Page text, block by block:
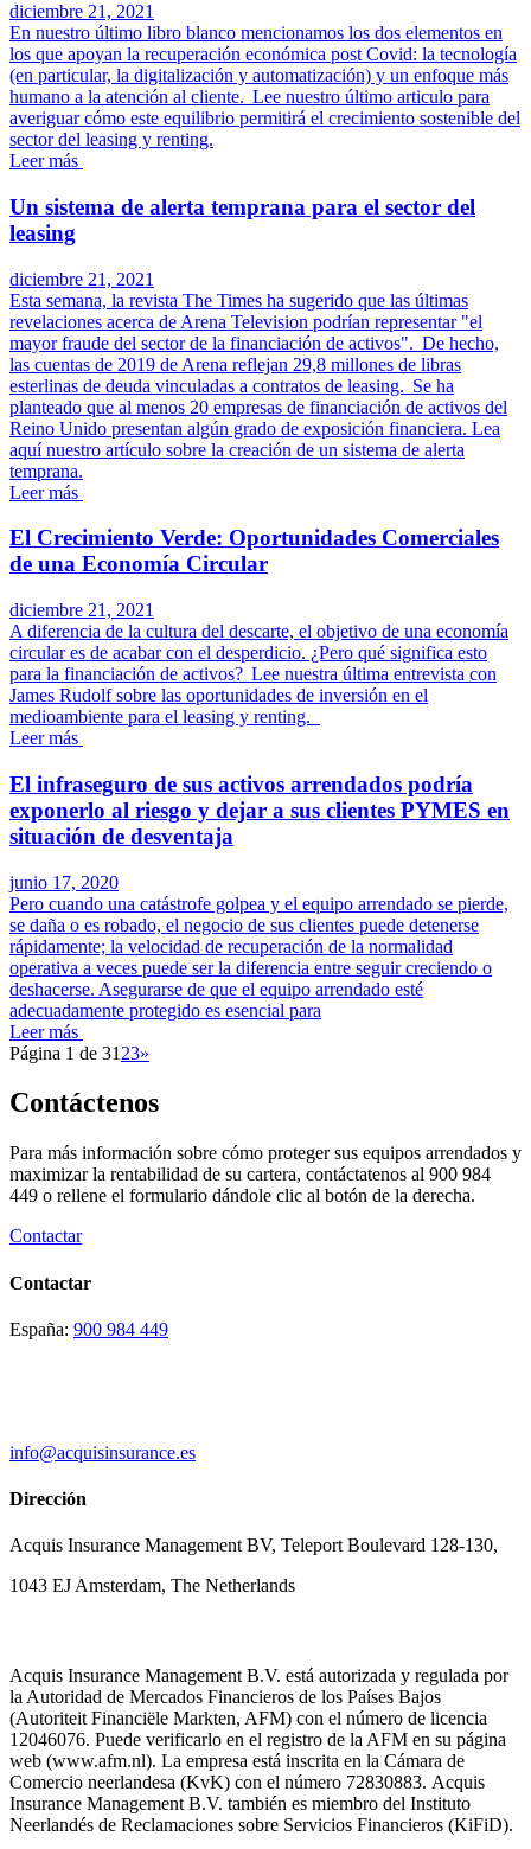
diciembre 21, 2021
En nuestro último libro blanco mencionamos los dos elementos en
los que apoyan la recuperación económica post Covid: la tecnología
(en particular, la digitalización y automatización) y un enfoque más
humano a la atención al cliente. Lee nuestro último articulo para
averiguar cómo este equilibrio permitirá el crecimiento sostenible del
sector del leasing y renting.
Leer más
Un sistema de alerta temprana para el sector del
leasing
diciembre 21, 2021
Esta semana, la revista The Times ha sugerido que las últimas
revelaciones acerca de Arena Television podrían representar "el
mayor fraude del sector de la financiación de activos". De hecho,
las cuentas de 2019 de Arena reflejan 29,8 millones de libras
esterlinas de deuda vinculadas a contratos de leasing. Se ha
planteado que al menos 20 empresas de financiación de activos del
Reino Unido presentan algún grado de exposición financiera. Lea
aquí nuestro artículo sobre la creación de un sistema de alerta
temprana.
Leer más
El Crecimiento Verde: Oportunidades Comerciales
de una Economía Circular
diciembre 21, 2021
A diferencia de la cultura del descarte, el objetivo de una economía
circular es de acabar con el desperdicio. ¿Pero qué significa esto
para la financiación de activos? Lee nuestra última entrevista con
James Rudolf sobre las oportunidades de inversión en el
medioambiente para el leasing y renting.
Leer más
El infraseguro de sus activos arrendados podría
exponerlo al riesgo y dejar a sus clientes PYMES en
situación de desventaja
junio 17, 2020
Pero cuando una catástrofe golpea y el equipo arrendado se pierde,
se daña o es robado, el negocio de sus clientes puede detenerse
rápidamente; la velocidad de recuperación de la normalidad
operativa a veces puede ser la diferencia entre seguir creciendo o
deshacerse. Asegurarse de que el equipo arrendado esté
adecuadamente protegido es esencial para
Leer más
Página 1 de 31 23»
Contáctenos
Para más información sobre cómo proteger sus equipos arrendados y
maximizar la rentabilidad de su cartera, contáctatenos al 900 984
449 o rellene el formulario dándole clic al botón de la derecha.
Contactar
Contactar
España: 900 984 449
info@acquisinsurance.es
Dirección
Acquis Insurance Management BV, Teleport Boulevard 128-130,
1043 EJ Amsterdam, The Netherlands
Acquis Insurance Management B.V. está autorizada y regulada por
la Autoridad de Mercados Financieros de los Países Bajos
(Autoriteit Financiële Markten, AFM) con el número de licencia
12046076. Puede verificarlo en el registro de la AFM en su página
web (www.afm.nl). La empresa está inscrita en la Cámara de
Comercio neerlandesa (KvK) con el número 72830883. Acquis
Insurance Management B.V. también es miembro del Instituto
Neerlandés de Reclamaciones sobre Servicios Financieros (KiFiD).